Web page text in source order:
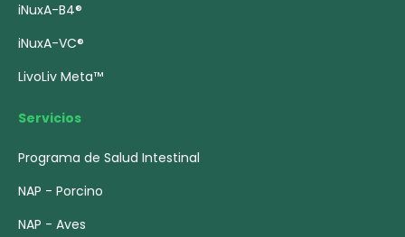
iNuxA-B4®
iNuxA-VC®
LivoLiv Meta™
Servicios
Programa de Salud Intestinal
NAP - Porcino
NAP - Aves